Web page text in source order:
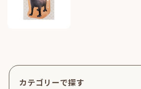
カテゴリーで探す